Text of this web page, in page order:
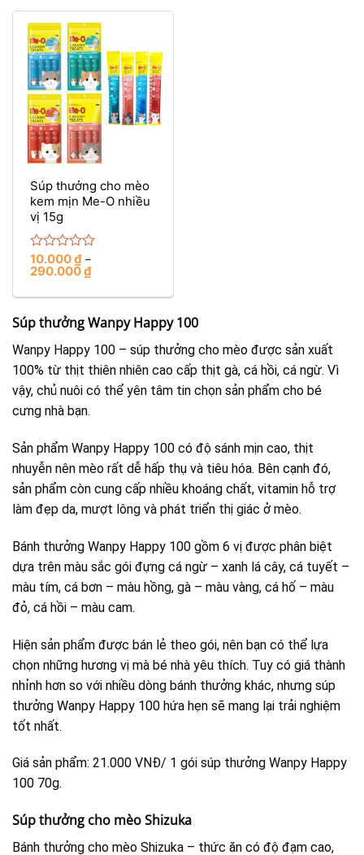
Súp thưởng cho mèo
kem mịn Me-O nhiều
vị 15g
Rated
0
of
10.000₫ –
290.000₫
Súp thưởng Wanpy Happy 100
Wanpy Happy 100 – súp thưởng cho mèo được sản xuất
100% từ thịt thiên nhiên cao cấp thịt gà, cá hồi, cá ngừ. Vì
vậy, chủ nuôi có thể yên tâm tin chọn sản phẩm cho bé
cưng nhà bạn.
Sản phẩm Wanpy Happy 100 có độ sánh mịn cao, thịt
nhuyễn nên mèo rất dễ hấp thụ và tiêu hóa. Bên cạnh đó,
sản phẩm còn cung cấp nhiều khoáng chất, vitamin hỗ trợ
làm đẹp da, mượt lông và phát triển thị giác ở mèo.
Bánh thưởng Wanpy Happy 100 gồm 6 vị được phân biệt
dựa trên màu sắc gói đựng cá ngừ – xanh lá cây, cá tuyết –
màu tím, cá bơn – màu hồng, gà – màu vàng, cá hố – màu
đỏ, cá hồi – màu cam.
Hiện sản phẩm được bán lẻ theo gói, nên bạn có thể lựa
chọn những hương vị mà bé nhà yêu thích. Tuy có giá thành
nhỉnh hơn so với nhiều dòng bánh thưởng khác, nhưng súp
thưởng Wanpy Happy 100 hứa hẹn sẽ mang lại trải nghiệm
tốt nhất.
Giá sản phẩm: 21.000 VNĐ/ 1 gói súp thưởng Wanpy Happy
100 70g.
Súp thưởng cho mèo Shizuka
Bánh thưởng cho mèo Shizuka – thức ăn có độ đạm cao,